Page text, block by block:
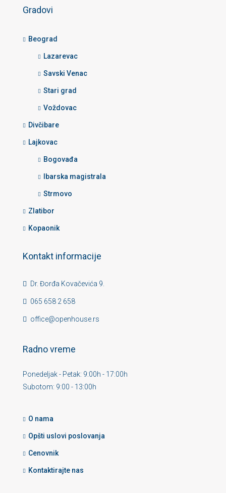
Gradovi
Beograd
Lazarevac
Savski Venac
Stari grad
Voždovac
Divčibare
Lajkovac
Bogovađa
Ibarska magistrala
Strmovo
Zlatibor
Kopaonik
Kontakt informacije
Dr. Đorđa Kovačevića 9.
065 658 2 658
office@openhouse.rs
Radno vreme
Ponedeljak - Petak: 9:00h - 17:00h
Subotom: 9:00 - 13:00h
O nama
Opšti uslovi poslovanja
Cenovnik
Kontaktirajte nas